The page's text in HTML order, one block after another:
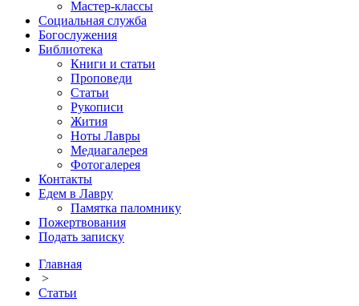
Мастер-классы
Социальная служба
Богослужения
Библиотека
Книги и статьи
Проповеди
Статьи
Рукописи
Жития
Ноты Лавры
Медиагалерея
Фотогалерея
Контакты
Едем в Лавру
Памятка паломнику
Пожертвования
Подать записку
Главная
>
Статьи